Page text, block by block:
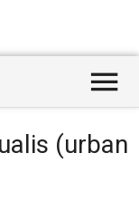

(urban